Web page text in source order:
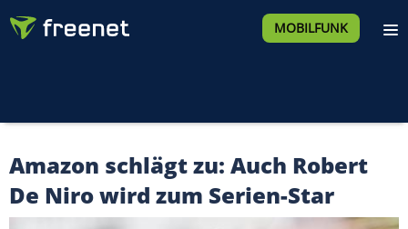
MOBILFUNK
Amazon schlägt zu: Auch Robert
De Niro wird zum Serien-Star